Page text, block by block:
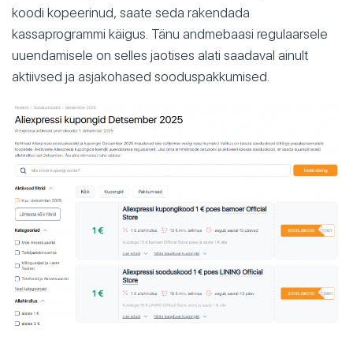
koodi kopeerinud, saate seda rakendada
kassaprogrammi käigus. Tänu andmebaasi regulaarsele
uuendamisele on selles jaotises alati saadaval ainult
aktiivsed ja asjakohased sooduspakkumised.